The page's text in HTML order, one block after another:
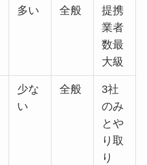
多い 全般
提携
業者
数最
大級
少な
い
全般
3社
のみ
とや
り取
り